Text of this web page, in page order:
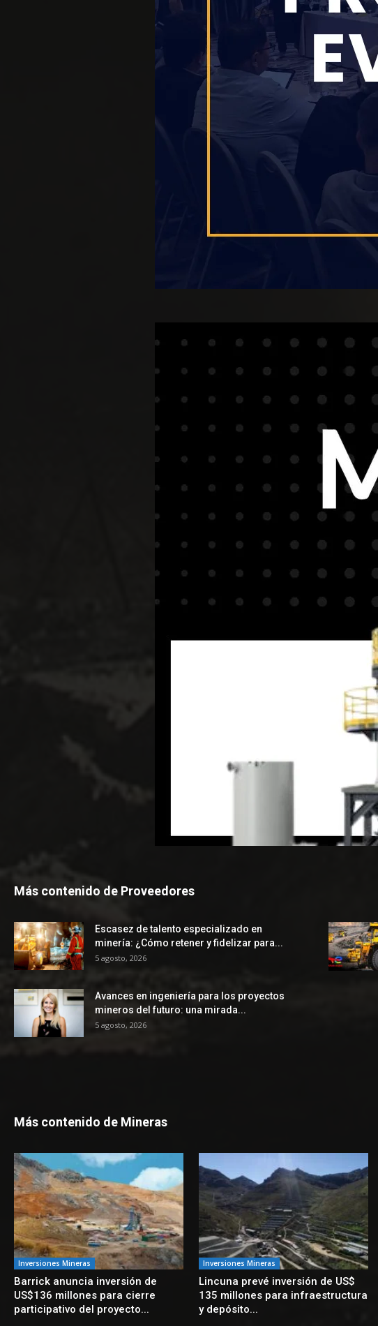
Más contenido de Proveedores
Escasez de talento especializado en
minería: ¿Cómo retener y fidelizar para...
5 agosto, 2026
Avances en ingeniería para los proyectos
mineros del futuro: una mirada...
5 agosto, 2026
Más contenido de Mineras
Inversiones Mineras
Barrick anuncia inversión de
US$136 millones para cierre
participativo del proyecto...
Inversiones Mineras
Lincuna prevé inversión de US$
135 millones para infraestructura
y depósito...